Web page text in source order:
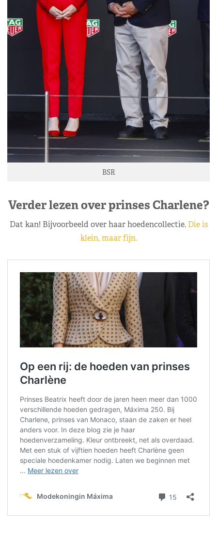
BSR
Verder lezen over prinses Charlene?
Dat kan! Bijvoorbeeld over haar hoedencollectie. Die is
klein, maar fijn.